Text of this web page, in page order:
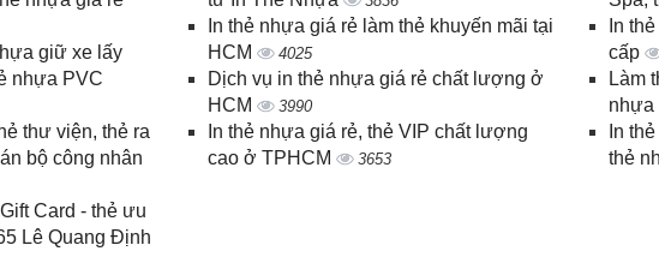
giữ xe lấy
nhựa PVC
thư viện, thẻ ra
bộ công nhân
Card - thẻ ưu
Lê Quang Định
In thẻ nhựa giá rẻ làm thẻ khuyến mãi tại
HCM
4025
Dịch vụ in thẻ nhựa giá rẻ chất lượng ở
HCM
3990
In thẻ nhựa giá rẻ, thẻ VIP chất lượng
cao ở TPHCM
3653
In
cấp
Làm
nhựa
In
thẻ